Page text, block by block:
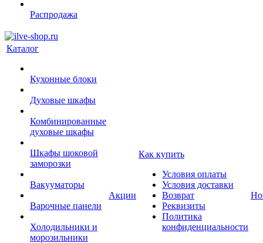
Распродажа
Каталог
Кухонные блоки
Духовые шкафы
Комбинированные
духовые шкафы
Шкафы шоковой
заморозки
Вакууматоры
Варочные панели
Холодильники и
морозильники
Акции
Как купить
Условия оплаты
Условия доставки
Возврат
Реквизиты
Политика
конфиденциальности